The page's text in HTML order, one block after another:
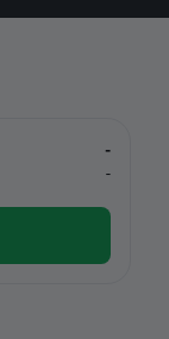
-
-